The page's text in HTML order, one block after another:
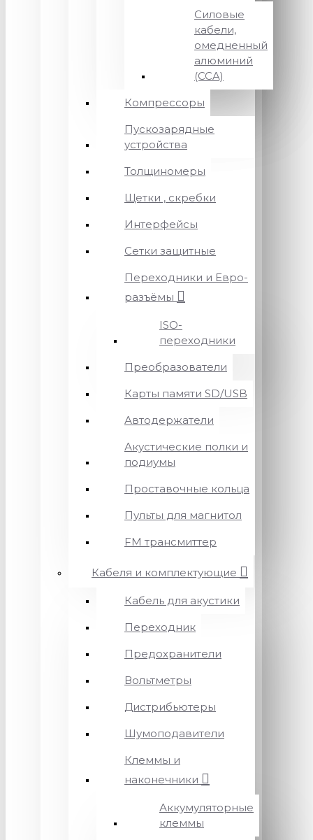
Силовые
кабели,
омедненный
алюминий
(CCA)
Компрессоры
Пускозарядные
устройства
Толщиномеры
Щетки , скребки
Интерфейсы
Сетки защитные
Переходники и Евро-
разъёмы
ISO-
переходники
Преобразователи
Карты памяти SD/USB
Автодержатели
Акустические полки и
подиумы
Проставочные кольца
Пульты для магнитол
FM трансмиттер
Кабеля и комплектующие
Кабель для акустики
Переходник
Предохранители
Вольтметры
Дистрибьютеры
Шумоподавители
Клеммы и
наконечники
Аккумуляторные
клеммы